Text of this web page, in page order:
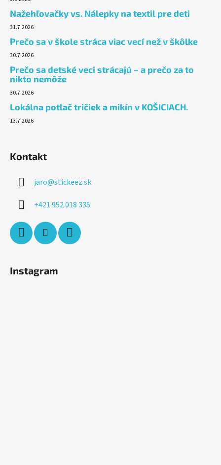
Nažehľovačky vs. Nálepky na textil pre deti
31.7.2026
Prečo sa v škole stráca viac vecí než v škôlke
30.7.2026
Prečo sa detské veci strácajú – a prečo za to
nikto nemôže
30.7.2026
Lokálna potlač tričiek a mikín v KOŠICIACH.
13.7.2026
Kontakt
jaro@stickeez.sk
+421 952 018 335
Instagram